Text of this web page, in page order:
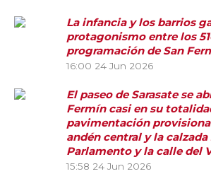
La infancia y los barrios
protagonismo entre los
programación de San
16:00 24 Jun 2026
El paseo de Sarasate se
Fermín casi en su
pavimentación
andén central y la
Parlamento y la calle del
15:58 24 Jun 2026